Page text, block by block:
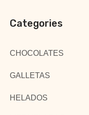
Categories
CHOCOLATES
GALLETAS
HELADOS